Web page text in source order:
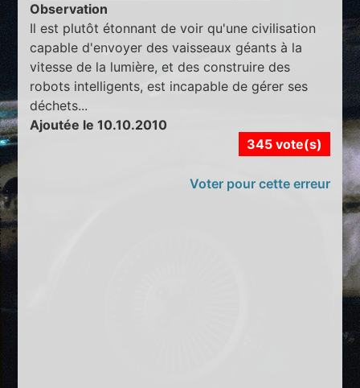
Observation
Il est plutôt étonnant de voir qu'une civilisation
capable d'envoyer des vaisseaux géants à la
vitesse de la lumière, et des construire des
robots intelligents, est incapable de gérer ses
déchets...
Ajoutée le 10.10.2010
345 vote(s)
Voter pour cette erreur